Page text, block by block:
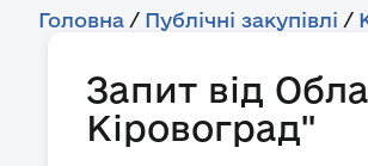
Головна / Публічні закупівлі /
Запит від
Кіровоград"